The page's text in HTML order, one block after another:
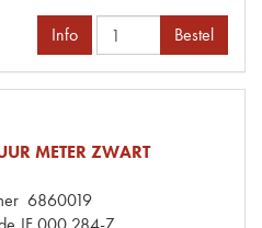
Info Bestel
METER ZWART
6860019